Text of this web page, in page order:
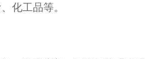
化工品等。